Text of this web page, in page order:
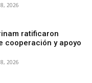
8, 2026
ratificaron
cooperación y apoyo
8, 2026